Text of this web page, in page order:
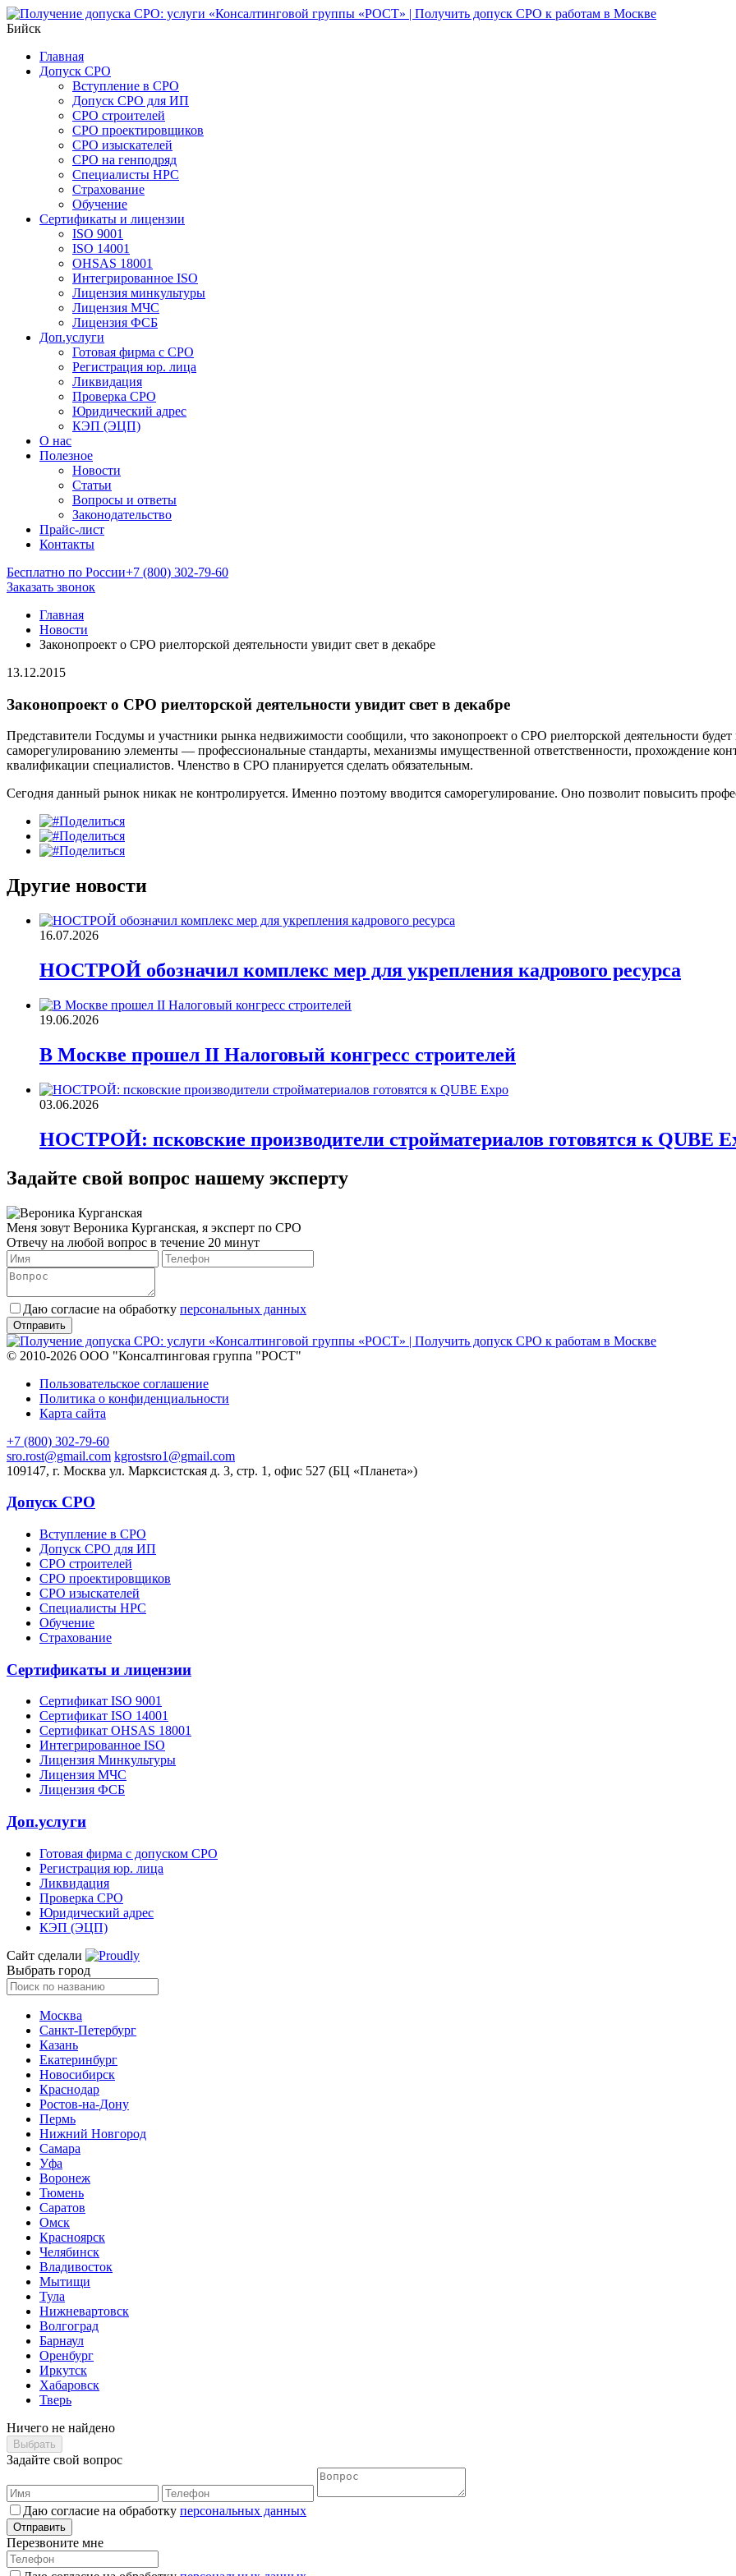
Бийск
Главная
Допуск СРО
Вступление в СРО
Допуск СРО для ИП
СРО строителей
СРО проектировщиков
СРО изыскателей
СРО на генподряд
Специалисты НРС
Страхование
Обучение
Сертификаты и лицензии
ISO 9001
ISO 14001
OHSAS 18001
Интегрированное ISO
Лицензия минкультуры
Лицензия МЧС
Лицензия ФСБ
Доп.услуги
Готовая фирма с СРО
Регистрация юр. лица
Ликвидация
Проверка СРО
Юридический адрес
КЭП (ЭЦП)
О нас
Полезное
Новости
Статьи
Вопросы и ответы
Законодательство
Прайс-лист
Контакты
Бесплатно по России+7 (800) 302-79-60
Заказать звонок
Главная
Новости
Законопроект о СРО риелторской деятельности увидит свет в декабре
13.12.2015
Законопроект о СРО риелторской деятельности увидит свет в декабре
Представители Госдумы и участники рынка недвижимости сообщили, что законопроект о СРО риелторской деятельности
саморегулированию элементы — профессиональные стандарты, механизмы имущественной ответственности, прохождение
квалификации специалистов. Членство в СРО планируется сделать обязательным.
Сегодня данный рынок никак не контролируется. Именно поэтому вводится саморегулирование. Оно позволит повысить
Поделиться
Поделиться
Поделиться
Другие новости
16.07.2026
НОСТРОЙ обозначил комплекс мер для укрепления кадрового ресурса
19.06.2026
В Москве прошел II Налоговый конгресс строителей
03.06.2026
НОСТРОЙ: псковские производители стройматериалов готовятся к QUBE
Задайте свой вопрос нашему эксперту
Меня зовут Вероника Курганская, я эксперт по СРО
Отвечу на любой вопрос в течение 20 минут
Даю согласие на обработку персональных данных
© 2010-2026 ООО "Консалтинговая группа "РОСТ"
Пользовательское соглашение
Политика о конфиденциальности
Карта сайта
+7 (800) 302-79-60
sro.rost@gmail.com kgrostsro1@gmail.com
109147, г. Москва ул. Марксистская д. 3, стр. 1, офис 527 (БЦ «Планета»)
Допуск СРО
Вступление в СРО
Допуск СРО для ИП
СРО строителей
СРО проектировщиков
СРО изыскателей
Специалисты НРС
Обучение
Страхование
Сертификаты и лицензии
Сертификат ISO 9001
Сертификат ISO 14001
Сертификат OHSAS 18001
Интегрированное ISO
Лицензия Минкультуры
Лицензия МЧС
Лицензия ФСБ
Доп.услуги
Готовая фирма с допуском СРО
Регистрация юр. лица
Ликвидация
Проверка СРО
Юридический адрес
КЭП (ЭЦП)
Сайт сделали
Выбрать город
Москва
Санкт-Петербург
Казань
Екатеринбург
Новосибирск
Краснодар
Ростов-на-Дону
Пермь
Нижний Новгород
Самара
Уфа
Воронеж
Тюмень
Саратов
Омск
Красноярск
Челябинск
Владивосток
Мытищи
Тула
Нижневартовск
Волгоград
Барнаул
Оренбург
Иркутск
Хабаровск
Тверь
Ничего не найдено
Выбрать
Задайте свой вопрос
Даю согласие на обработку персональных данных
Отправить
Перезвоните мне